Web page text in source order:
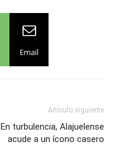
Email
Artículo siguiente
En turbulencia, Alajuelense
acude a un ícono casero